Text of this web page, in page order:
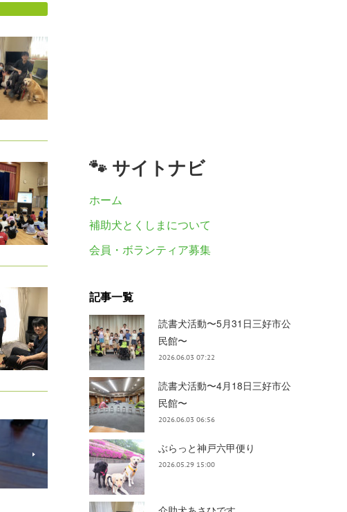
🐾 サイトナビ
ホーム
補助犬とくしまについて
会員・ボランティア募集
記事一覧
読書犬活動〜5月31日三好市公
民館〜
2026.06.03 07:22
読書犬活動〜4月18日三好市公
民館〜
2026.06.03 06:56
ぶらっと神戸六甲便り
2026.05.29 15:00